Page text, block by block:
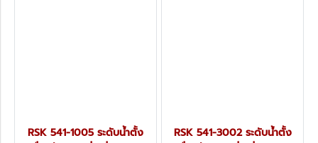
RSK 541-1005 ระดับน้ำตั้ง
RSK 541-3002 ระดับน้ำตั้ง